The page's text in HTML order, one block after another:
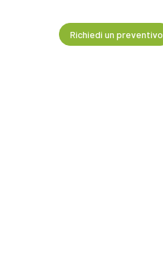
Richiedi un preventivo